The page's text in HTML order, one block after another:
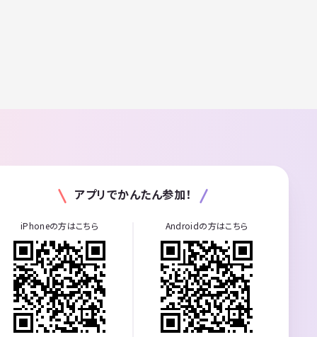
アプリでかんたん参加！
iPhoneの方はこちら Androidの方はこちら